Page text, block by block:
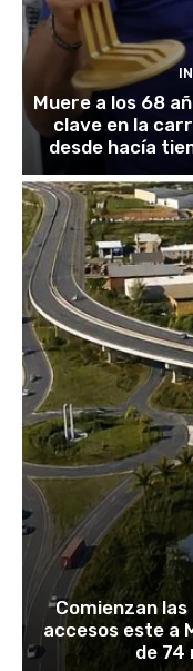
Muere a los 68
clave en la
desde hacía
Comienzan
accesos este a
de 74